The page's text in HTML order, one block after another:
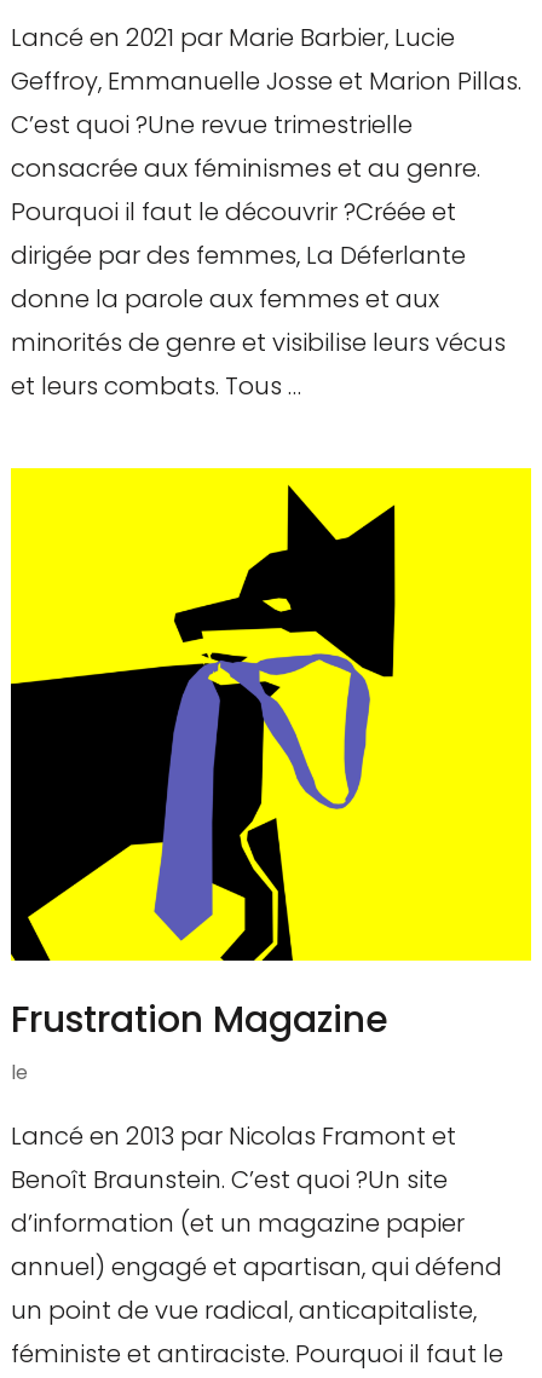
Lancé en 2021 par Marie Barbier, Lucie
Geffroy, Emmanuelle Josse et Marion Pillas.
C’est quoi ?Une revue trimestrielle
consacrée aux féminismes et au genre.
Pourquoi il faut le découvrir ?Créée et
dirigée par des femmes, La Déferlante
donne la parole aux femmes et aux
minorités de genre et visibilise leurs vécus
et leurs combats. Tous …
Frustration Magazine
le
Lancé en 2013 par Nicolas Framont et
Benoît Braunstein. C’est quoi ?Un site
d’information (et un magazine papier
annuel) engagé et apartisan, qui défend
un point de vue radical, anticapitaliste,
féministe et antiraciste. Pourquoi il faut le